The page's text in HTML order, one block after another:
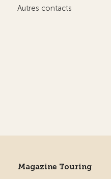
Autres contacts
Magazine Touring